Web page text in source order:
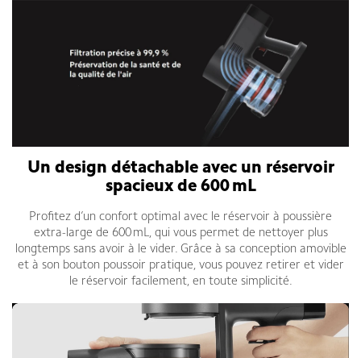
Un design détachable avec un réservoir
spacieux de 600 mL
Profitez d’un confort optimal avec le réservoir à poussière
extra-large de 600 mL, qui vous permet de nettoyer plus
longtemps sans avoir à le vider. Grâce à sa conception amovible
et à son bouton poussoir pratique, vous pouvez retirer et vider
le réservoir facilement, en toute simplicité.